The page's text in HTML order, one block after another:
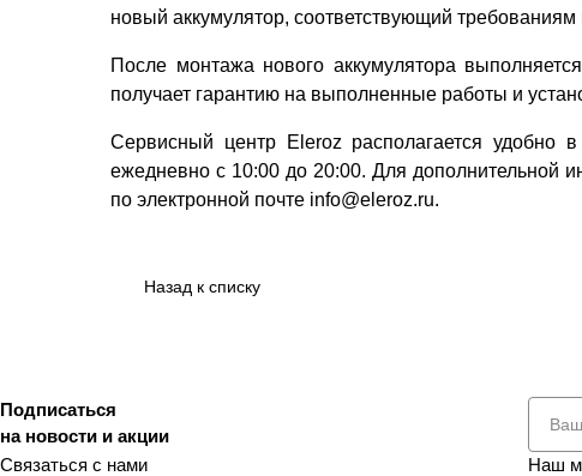
новый аккумулятор, соответствующий требованиям
После монтажа нового аккумулятора
получает гарантию на выполненные работы и
Сервисный центр Eleroz располагается удобно
ежедневно с 10:00 до 20:00. Для дополнительной
по электронной почте info@eleroz.ru.
Назад к списку
Подписаться
на новости и акции
Связаться с нами
Наш